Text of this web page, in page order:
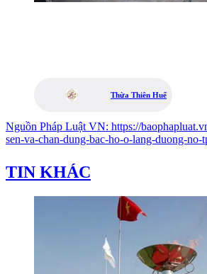
Thừa Thiên Huế
Nguồn Pháp Luật VN: https://
sen-va-chan-dung-bac-ho-o-lang-duong-no-
TIN KHÁC